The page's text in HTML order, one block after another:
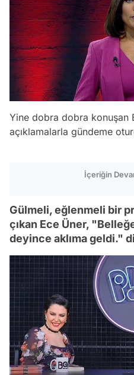
Yine dobra dobra konuşan
açıklamalarla gündeme
İçeriğin
Gülmeli, eğlenmeli bir
çıkan Ece Üner,
deyince aklıma geldi."